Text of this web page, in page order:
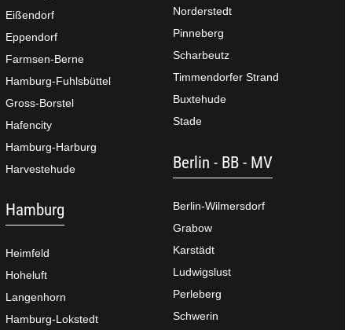
Eißendorf
Eppendorf
Farmsen-Berne
Hamburg-Fuhlsbüttel
Gross-Borstel
Hafencity
Hamburg-Harburg
Harvestehude
Hamburg
Heimfeld
Hoheluft
Langenhorn
Hamburg-Lokstedt
Norderstedt
Pinneberg
Scharbeutz
Timmendorfer Strand
Buxtehude
Stade
Berlin - BB - MV
Berlin-Wilmersdorf
Grabow
Karstädt
Ludwigslust
Perleberg
Schwerin